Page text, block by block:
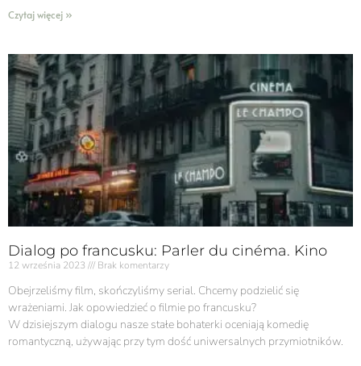
Czytaj więcej »
Dialog po francusku: Parler du cinéma. Kino
12 września 2023 Brak komentarzy
Obejrzeliśmy film, skończyliśmy serial. Chcemy podzielić się
wrażeniami. Jak opowiedzieć o filmie po francusku?
W dzisiejszym dialogu nasze stałe bohaterki oceniają komedię
romantyczną, używając przy tym dość uniwersalnych przymiotników.